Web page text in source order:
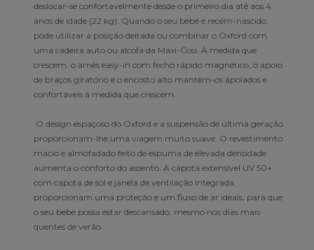
deslocar-se confortavelmente desde o primeiro dia até aos 4
anos de idade (22 kg). Quando o seu bebé é recém-nascido,
pode utilizar a posição deitada ou combinar o Oxford com
uma cadeira auto ou alcofa da Maxi-Cosi. À medida que
crescem, o arnês easy-in com fecho rápido magnético, o apoio
de braços giratório e o encosto alto mantêm-os apoiados e
confortáveis à medida que crescem.
O design espaçoso do Oxford e a suspensão de última geração
proporcionam-lhe uma viagem muito suave. O revestimento
macio e almofadado feito de espuma de elevada densidade
aumenta o conforto do assento. A capota extensível UV 50+
com capota de sol e janela de ventilação integrada,
proporcionam uma proteção e um fluxo de ar ideais, para que
o seu bebé possa estar descansado, mesmo nos dias mais
quentes de verão.